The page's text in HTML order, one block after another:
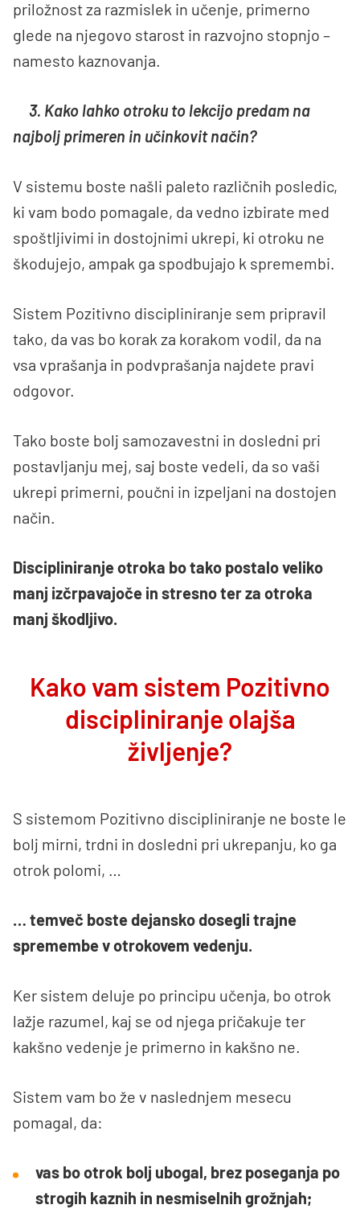
priložnost za razmislek in učenje, primerno
glede na njegovo starost in razvojno stopnjo –
namesto kaznovanja.
3. Kako lahko otroku to lekcijo predam na
najbolj primeren in učinkovit način?
V sistemu boste našli paleto različnih posledic,
ki vam bodo pomagale, da vedno izbirate med
spoštljivimi in dostojnimi ukrepi, ki otroku ne
škodujejo, ampak ga spodbujajo k spremembi.
Sistem Pozitivno discipliniranje sem pripravil
tako, da vas bo korak za korakom vodil, da na
vsa vprašanja in podvprašanja najdete pravi
odgovor.
Tako boste bolj samozavestni in dosledni pri
postavljanju mej, saj boste vedeli, da so vaši
ukrepi primerni, poučni in izpeljani na dostojen
način.
Discipliniranje otroka bo tako postalo veliko
manj izčrpavajoče in stresno ter za otroka
manj škodljivo.
Kako vam sistem Pozitivno
discipliniranje olajša
življenje?
S sistemom Pozitivno discipliniranje ne boste le
bolj mirni, trdni in dosledni pri ukrepanju, ko ga
otrok polomi, …
… temveč boste dejansko dosegli trajne
spremembe v otrokovem vedenju.
Ker sistem deluje po principu učenja, bo otrok
lažje razumel, kaj se od njega pričakuje ter
kakšno vedenje je primerno in kakšno ne.
Sistem vam bo že v naslednjem mesecu
pomagal, da:
vas bo otrok bolj ubogal, brez poseganja po
strogih kaznih in nesmiselnih grožnjah;